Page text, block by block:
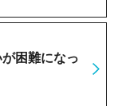
困難になっ